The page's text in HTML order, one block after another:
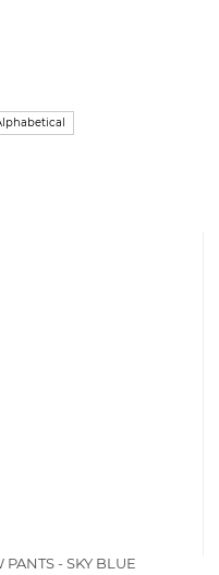
- SKY BLUE